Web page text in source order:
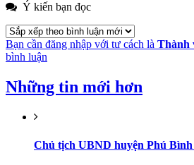
Ý kiến bạn đọc
Bạn cần đăng nhập với tư cách là Thành
bình luận
Những tin mới hơn
Chủ tịch UBND huyện Phú